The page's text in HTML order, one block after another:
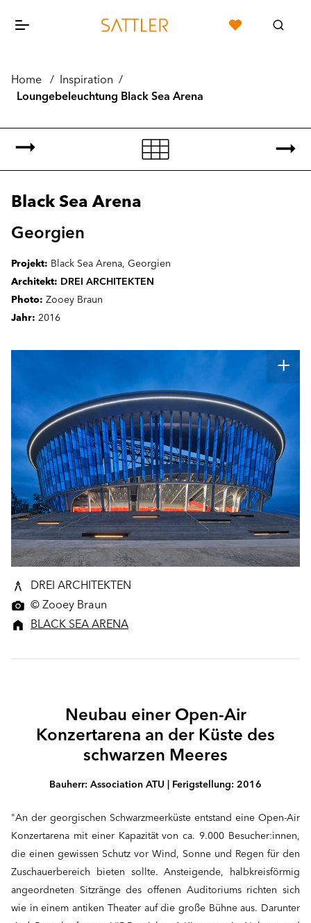
Home / Inspiration /
Loungebeleuchtung Black Sea Arena
DREI ARCHITEKTEN
© Zooey Braun
BLACK SEA ARENA
Black Sea Arena
Georgien
Projekt: Black Sea Arena, Georgien
Architekt: DREI ARCHITEKTEN
Photo: Zooey Braun
Jahr: 2016
Neubau einer Open-Air
Konzertarena an der Küste des
schwarzen Meeres
Bauherr: Association ATU | Ferigstellung: 2016
"An der georgischen Schwarzmeerküste entstand eine Open-Air
Konzertarena mit einer Kapazität von ca. 9.000 Besucher:innen,
die einen gewissen Schutz vor Wind, Sonne und Regen für den
Zuschauerbereich bieten sollte. Ansteigende, halbkreisförmig
angeordneten Sitzränge des offenen Auditoriums richten sich
wie in einem antiken Theater auf die große Bühne aus. Darunter